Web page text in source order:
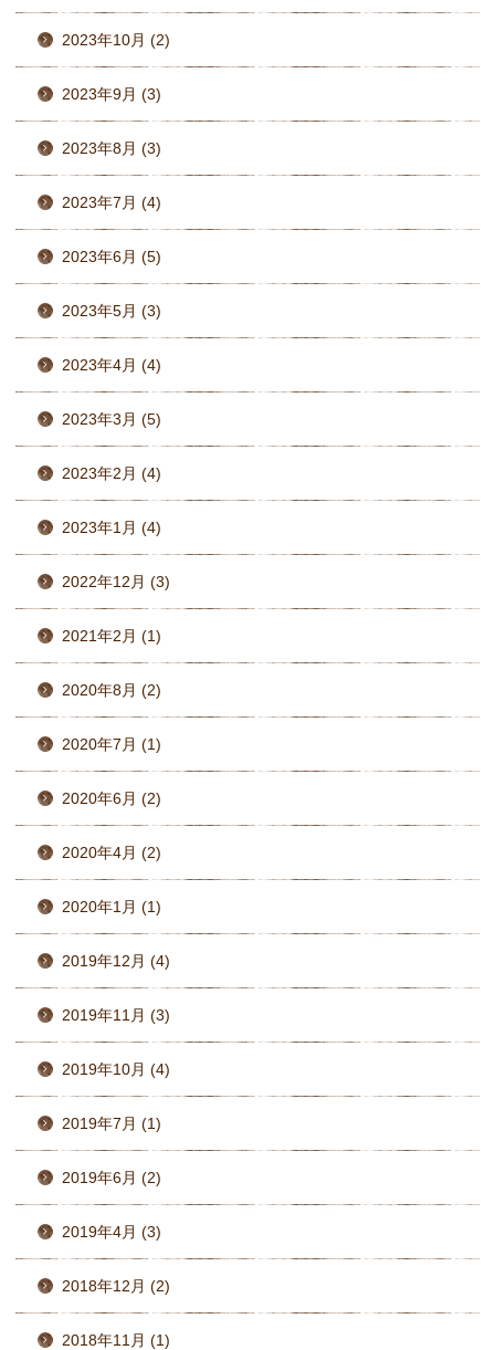
2023年10月 (2)
2023年9月 (3)
2023年8月 (3)
2023年7月 (4)
2023年6月 (5)
2023年5月 (3)
2023年4月 (4)
2023年3月 (5)
2023年2月 (4)
2023年1月 (4)
2022年12月 (3)
2021年2月 (1)
2020年8月 (2)
2020年7月 (1)
2020年6月 (2)
2020年4月 (2)
2020年1月 (1)
2019年12月 (4)
2019年11月 (3)
2019年10月 (4)
2019年7月 (1)
2019年6月 (2)
2019年4月 (3)
2018年12月 (2)
2018年11月 (1)